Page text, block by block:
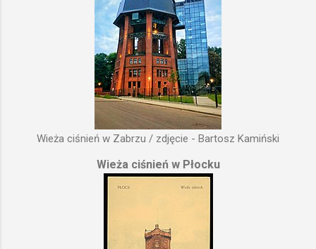
Wieża ciśnień w Zabrzu / zdjęcie - Bartosz Kamiński
Wieża ciśnień w Płocku